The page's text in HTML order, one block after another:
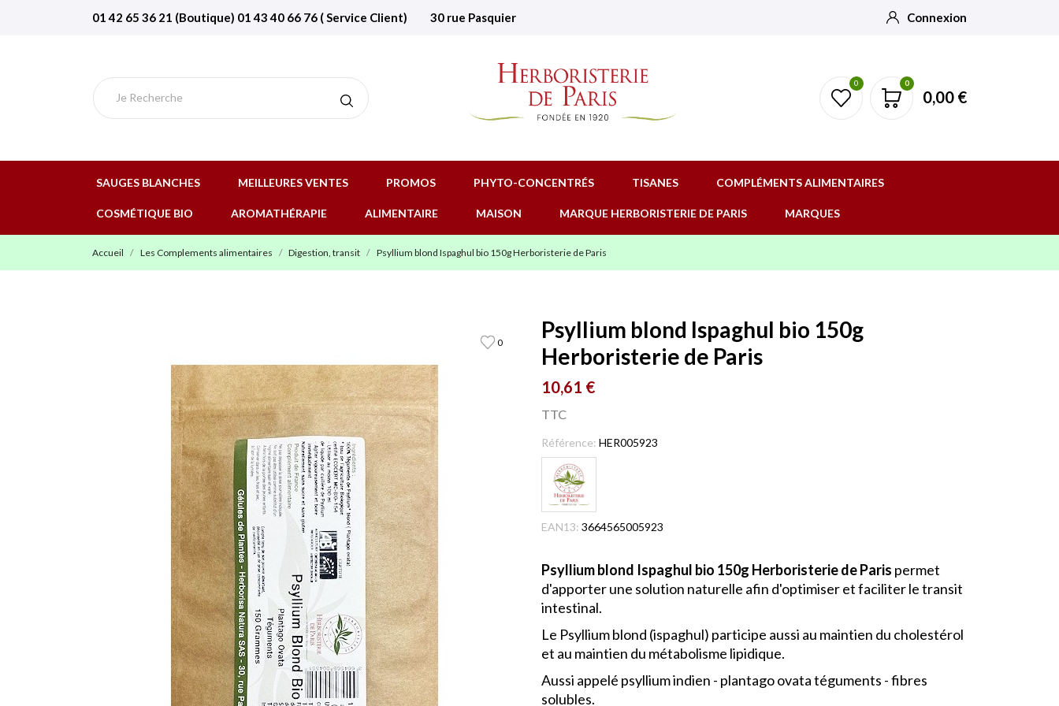
01 42 65 36 21 (Boutique) 01 43 40 66 76 ( Service Client) 30 rue Pasquier Connexion
0 0
0,00 €
SAUGES BLANCHES MEILLEURES VENTES PROMOS PHYTO-CONCENTRÉS TISANES COMPLÉMENTS ALIMENTAIRES
COSMÉTIQUE BIO AROMATHÉRAPIE ALIMENTAIRE MAISON MARQUE HERBORISTERIE DE PARIS MARQUES
Accueil Les Complements alimentaires Digestion, transit Psyllium blond Ispaghul bio 150g Herboristerie de Paris
0
Psyllium blond Ispaghul bio 150g
Herboristerie de Paris
10,61 €
TTC
Référence: HER005923
EAN13: 3664565005923
Psyllium blond Ispaghul bio 150g Herboristerie de Paris permet
d'apporter une solution naturelle afin d'optimiser et faciliter le transit
intestinal.
Le Psyllium blond (ispaghul) participe aussi au maintien du cholestérol
et au maintien du métabolisme lipidique.
Aussi appelé psyllium indien - plantago ovata téguments - fibres
solubles.